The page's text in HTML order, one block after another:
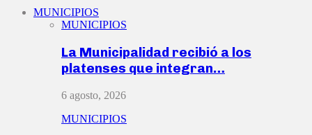
MUNICIPIOS
MUNICIPIOS
La Municipalidad recibió a los
platenses que integran…
6 agosto, 2026
MUNICIPIOS